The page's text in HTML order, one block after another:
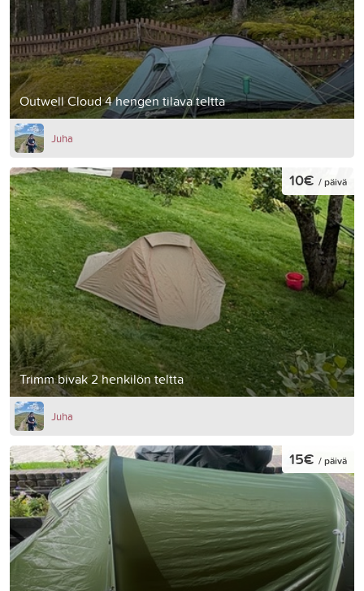
Outwell Cloud 4 hengen tilava teltta
Juha
Trimm bivak 2 henkilön teltta
10€ / päivä
Juha
15€ / päivä